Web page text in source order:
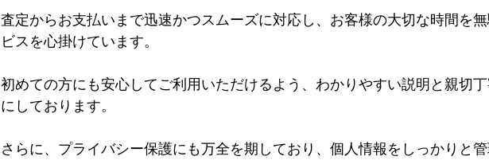
査定からお支払いまで迅速かつスムーズに対応し、お客様の大切な時間を
ビスを心掛けています。
初めての方にも安心してご利用いただけるよう、わかりやすい説明と親切
にしております。
さらに、プライバシー保護にも万全を期しており、個人情報をしっかりと管